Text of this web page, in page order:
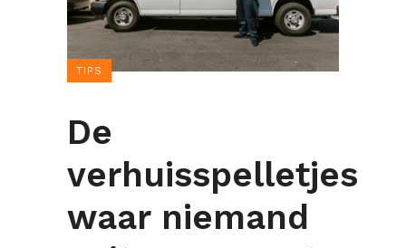
TIPS
De
verhuisspelletjes
waar niemand